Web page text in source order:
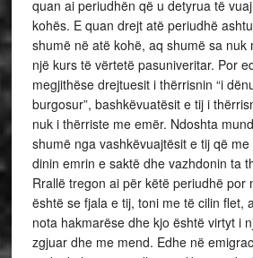
quan ai periudhën që u detyrua të
kohës. E quan drejt atë periudhë
shumë në atë kohë, aq shumë sa nuk
një kurs të vërtetë pasuniveritar. Por
megjithëse drejtuesit i thërrisnin “i
burgosur”, bashkëvuatësit e tij i
nuk i thërriste me emër. Ndoshta
shumë nga vashkëvuajtësit e tij që
dinin emrin e saktë dhe vazhdonin ta
Rrallë tregon ai për këtë periudhë por
është se fjala e tij, toni me të cilin flet,
nota hakmarëse dhe kjo është virtyt i
zgjuar dhe me mend. Edhe në